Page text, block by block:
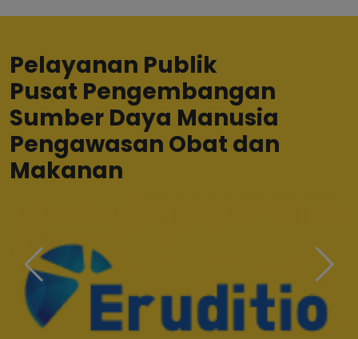
Pelayanan Publik
Pusat Pengembangan
Sumber Daya Manusia
Pengawasan Obat dan
Makanan